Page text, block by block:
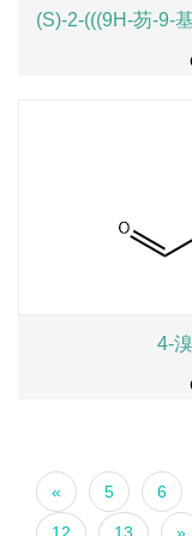
(S)-2-(((9H-芴-9-
4-
« 5 6